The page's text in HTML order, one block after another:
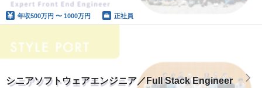
年収500万円 〜 1000万円 正社員
シニアソフトウェアエンジニア／Full Stack Engineer